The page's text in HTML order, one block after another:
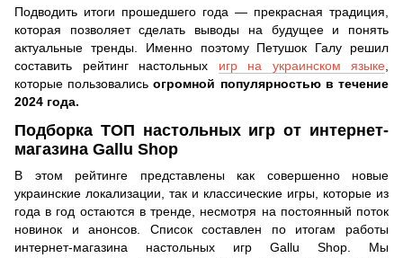
Подводить итоги прошедшего года — прекрасная традиция,
которая позволяет сделать выводы на будущее и понять
актуальные тренды. Именно поэтому Петушок Галу решил
составить рейтинг настольных игр на украинском языке,
которые пользовалисьогромной популярностью в течение
2024 года.
Подборка ТОП настольных игр от интернет-
магазина Gallu Shop
В этом рейтинге представлены как совершенно новые
украинские локализации, так и классические игры, которые из
года в год остаются в тренде, несмотря на постоянный поток
новинок и анонсов. Список составлен по итогам работы
интернет-магазина настольных игр Gallu Shop. Мы